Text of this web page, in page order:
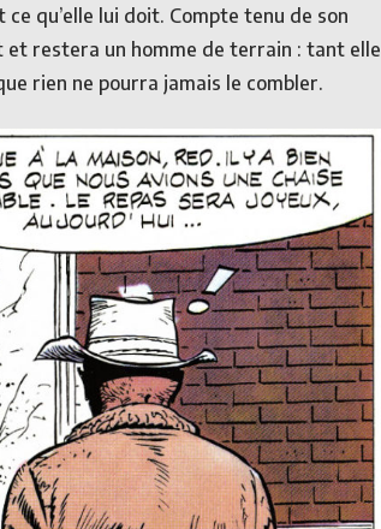
qu’elle lui doit. Compte tenu de son
et restera un homme de terrain : tant elle
rien ne pourra jamais le combler.